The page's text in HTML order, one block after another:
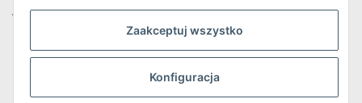
Zaakceptuj wszystko
Konfiguracja
Jesteśmy członkiem